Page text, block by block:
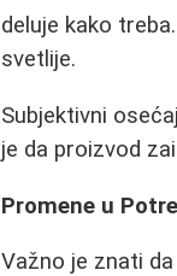
deluje kako
svetlije.
Subjektivni
je da proizvod
Promene u
Važno je znati